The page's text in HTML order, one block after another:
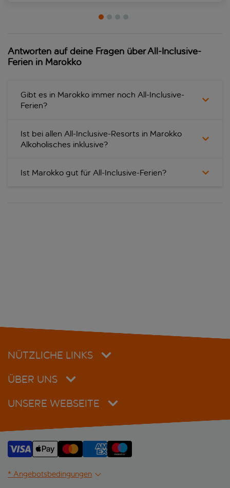
Antworten auf deine Fragen über All-Inclusive-
Ferien in Marokko
Gibt es in Marokko immer noch All-Inclusive-
Ferien?
Ist bei allen All-Inclusive-Resorts in Marokko
Alkoholisches inklusive?
Ist Marokko gut für All-Inclusive-Ferien?
NÜTZLICHE LINKS
ÜBER UNS
UNSERE WEBSEITE
* Angebotsbedingungen